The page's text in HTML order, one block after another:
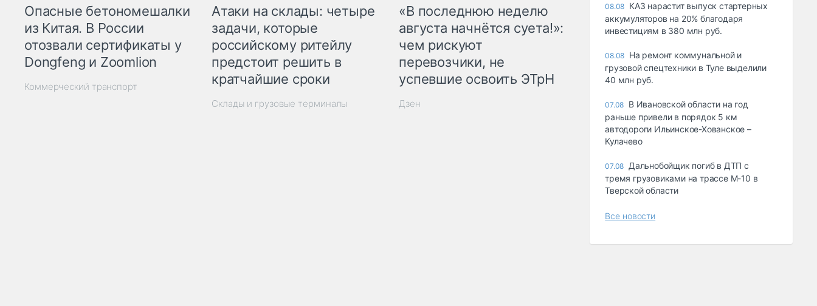
Опасные бетономешалки
из Китая. В России
отозвали сертификаты у
Dongfeng и Zoomlion
Коммерческий транспорт
Атаки на склады: четыре
задачи, которые
российскому ритейлу
предстоит решить в
кратчайшие сроки
Склады и грузовые терминалы
«В последнюю неделю
августа начнётся суета!»:
чем рискуют
перевозчики, не
успевшие освоить ЭТрН
Дзен
08.08 КАЗ нарастит выпуск стартерных
аккумуляторов на 20% благодаря
инвестициям в 380 млн руб.
08.08 На ремонт коммунальной и
грузовой спецтехники в Туле выделили
40 млн руб.
07.08 В Ивановской области на год
раньше привели в порядок 5 км
автодороги Ильинское-Хованское –
Кулачево
07.08 Дальнобойщик погиб в ДТП с
тремя грузовиками на трассе М-10 в
Тверской области
Все новости